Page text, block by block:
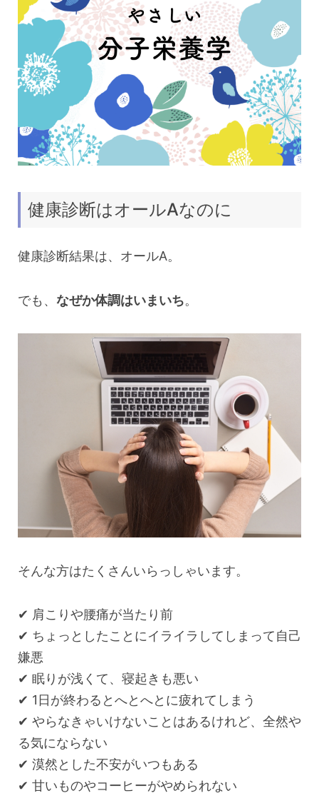
健康診断はオールAなのに
健康診断結果は、オールA。
でも、 なぜか体調はいまいち。
そんな方はたくさんいらっしゃいます。
✔︎ 肩こりや腰痛が当たり前
✔︎ ちょっとしたことにイライラしてしまって自己
嫌悪
✔︎ 眠りが浅くて、寝起きも悪い
✔︎ 1日が終わるとへとへとに疲れてしまう
✔︎ やらなきゃいけないことはあるけれど、全然や
る気にならない
✔︎ 漠然とした不安がいつもある
✔︎ 甘いものやコーヒーがやめられない